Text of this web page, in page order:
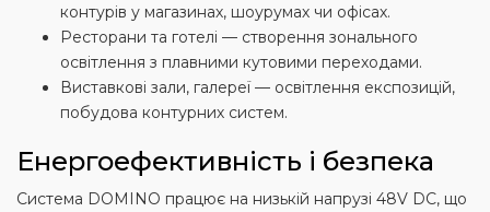
контурів у магазинах, шоурумах чи офісах.
Ресторани та готелі — створення зонального
освітлення з плавними кутовими переходами.
Виставкові зали, галереї — освітлення експозицій,
побудова контурних систем.
Енергоефективність і безпека
Система DOMINO працює на низькій напрузі 48V DC, що